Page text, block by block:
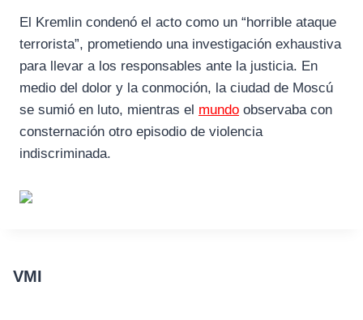
El Kremlin condenó el acto como un “horrible ataque
terrorista”, prometiendo una investigación exhaustiva
para llevar a los responsables ante la justicia. En
medio del dolor y la conmoción, la ciudad de Moscú
se sumió en luto, mientras el mundo observaba con
consternación otro episodio de violencia
indiscriminada.
VMI